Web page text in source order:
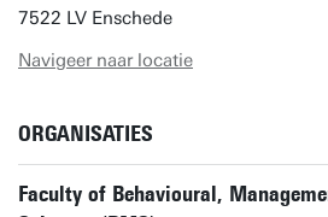
7522 LV Enschede
Navigeer naar locatie
ORGANISATIES
Faculty of Behavioural,